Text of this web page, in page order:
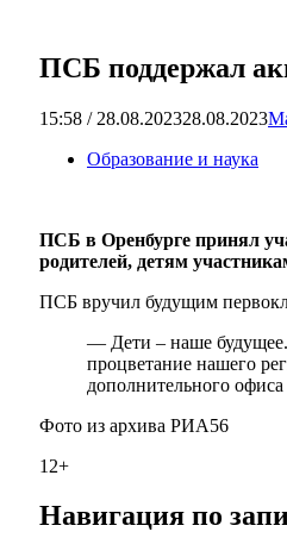
ПСБ поддержал
15:58 / 28.08.202328.08.2023
Образование и наука
ПСБ в Оренбурге принял
родителей, детям
ПСБ вручил будущим
— Дети – наше будущее.
процветание нашего
дополнительного
Фото из архива РИА56
12+
Навигация по